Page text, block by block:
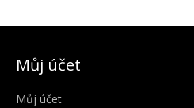
Můj účet
Můj účet